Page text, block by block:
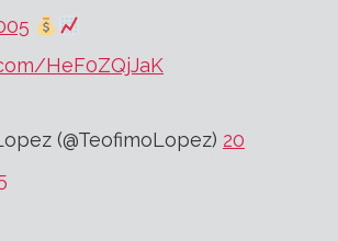
HeF0ZQjJaK
(@TeofimoLopez) 20